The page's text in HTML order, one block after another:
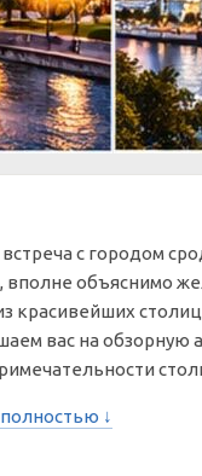
с городом
вполне объяснимо
красивейших
вас на обзорную
↓